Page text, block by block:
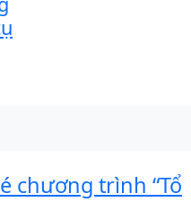
chương trình “Tổ